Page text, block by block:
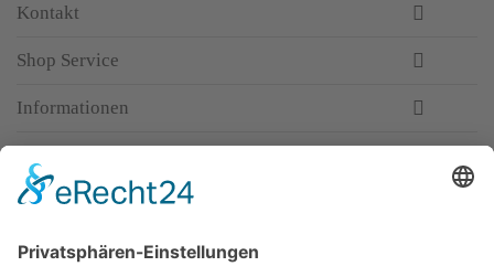
Kontakt
Shop Service
Informationen
Top-Anbieter
Spitzenqualität